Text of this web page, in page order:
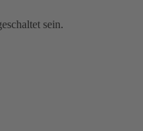
sein.